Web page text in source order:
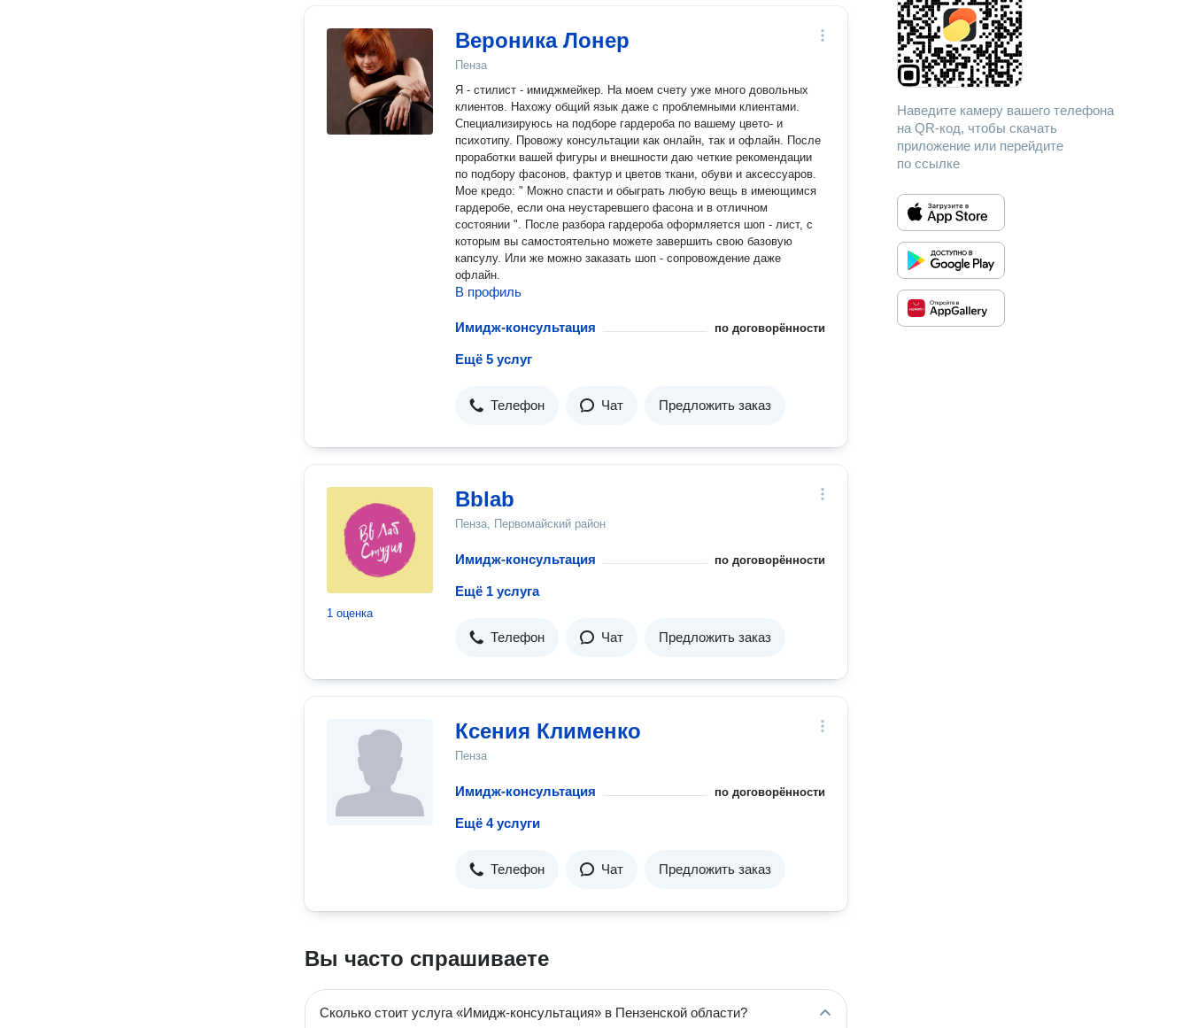
Вероника Лонер
Пенза
Я - стилист - имиджмейкер. На моем счету уже много довольных
клиентов. Нахожу общий язык даже с проблемными клиентами.
Специализируюсь на подборе гардероба по вашему цвето- и
психотипу. Провожу консультации как онлайн, так и офлайн. После
проработки вашей фигуры и внешности даю четкие рекомендации
по подбору фасонов, фактур и цветов ткани, обуви и аксессуаров.
Мое кредо: " Можно спасти и обыграть любую вещь в имеющимся
гардеробе, если она неустаревшего фасона и в отличном
состоянии ". После разбора гардероба оформляется шоп - лист, с
которым вы самостоятельно можете завершить свою базовую
капсулу. Или же можно заказать шоп - сопровождение даже
офлайн.
В профиль
Имидж-консультация по договорённости
Ещё 5 услуг
Телефон Чат Предложить заказ
1 оценка
Bblab
Пенза, Первомайский район
Имидж-консультация по договорённости
Ещё 1 услуга
Телефон Чат Предложить заказ
Ксения Клименко
Пенза
Имидж-консультация по договорённости
Ещё 4 услуги
Телефон Чат Предложить заказ
Вы часто спрашиваете
Сколько стоит услуга «Имидж-консультация» в Пензенской области?
Наведите камеру вашего телефона
на QR-код, чтобы скачать
приложение или перейдите
по ссылке